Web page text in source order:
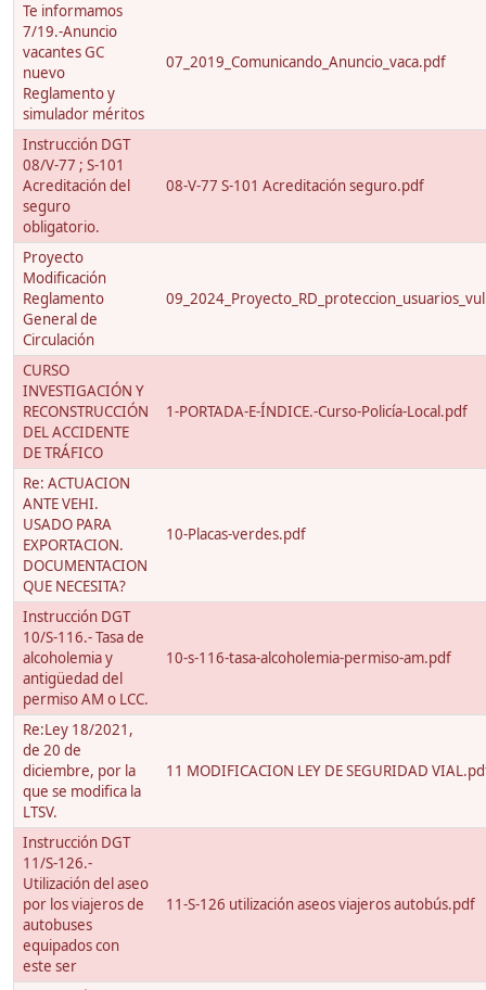
Te informamos
7/19.-Anuncio
vacantes GC
nuevo
Reglamento y
simulador méritos
07_2019_Comunicando_Anuncio_vaca.pdf
Instrucción DGT
08/V-77 ; S-101
Acreditación del
seguro
obligatorio.
08-V-77 S-101 Acreditación seguro.pdf
Proyecto
Modificación
Reglamento
General de
Circulación
CURSO
INVESTIGACIÓN Y
RECONSTRUCCIÓN
DEL ACCIDENTE
DE TRÁFICO
1-PORTADA-E-ÍNDICE.-Curso-Policía-Local.pdf
Re: ACTUACION
ANTE VEHI.
USADO PARA
EXPORTACION.
DOCUMENTACION
QUE NECESITA?
10-Placas-verdes.pdf
Instrucción DGT
10/S-116.- Tasa de
alcoholemia y
antigüedad del
permiso AM o LCC.
10-s-116-tasa-alcoholemia-permiso-am.pdf
Re:Ley 18/2021,
de 20 de
diciembre, por la
que se modifica la
LTSV.
11 MODIFICACION LEY DE SEGURIDAD
Instrucción DGT
11/S-126.-
Utilización del aseo
por los viajeros de
autobuses
equipados con
este ser
11-S-126 utilización aseos viajeros autobús.pdf